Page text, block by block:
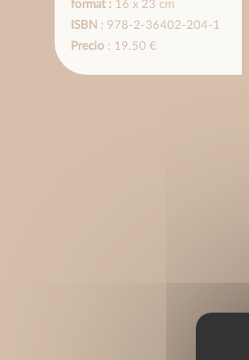
format :16 x 23 cm
ISBN : 978-2-36402-204-1
Precio: 19.50 €